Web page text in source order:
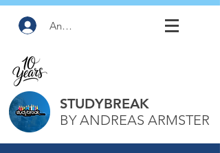
Anmelden
STUDYBREAK
BY ANDREAS ARMSTER